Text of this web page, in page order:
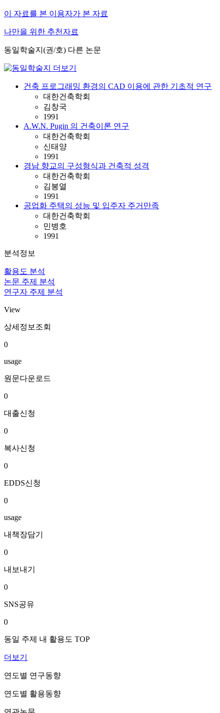
이 자료를 본 이용자가 본 자료
나만을 위한 추천자료
동일학술지(권/호) 다른 논문
건축 프로그래밍 환경의 CAD 이용에 관한 기초적 연구
대한건축학회
김창국
1991
A.W.N. Pugin 의 건축이론 연구
대한건축학회
신태양
1991
경남 향교의 구성형식과 건축적 성격
대한건축학회
김봉열
1991
공업화 주택의 성능 및 입주자 주거만족
대한건축학회
민병호
1991
분석정보
활용도 분석
논문 주제 분석
연구자 주제 분석
View
상세정보조회
0
usage
원문다운로드
0
대출신청
0
복사신청
0
EDDS신청
0
usage
내책장담기
0
내보내기
0
SNS공유
0
동일 주제 내 활용도 TOP
더보기
연도별 연구동향
연도별 활용동향